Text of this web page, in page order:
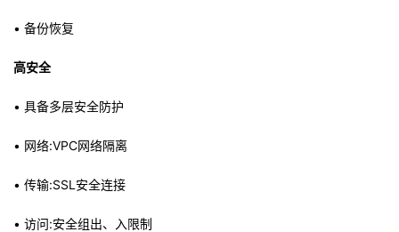
• 备份恢复
高安全
• 具备多层安全防护
• 网络:VPC网络隔离
• 传输:SSL安全连接
• 访问:安全组出、入限制